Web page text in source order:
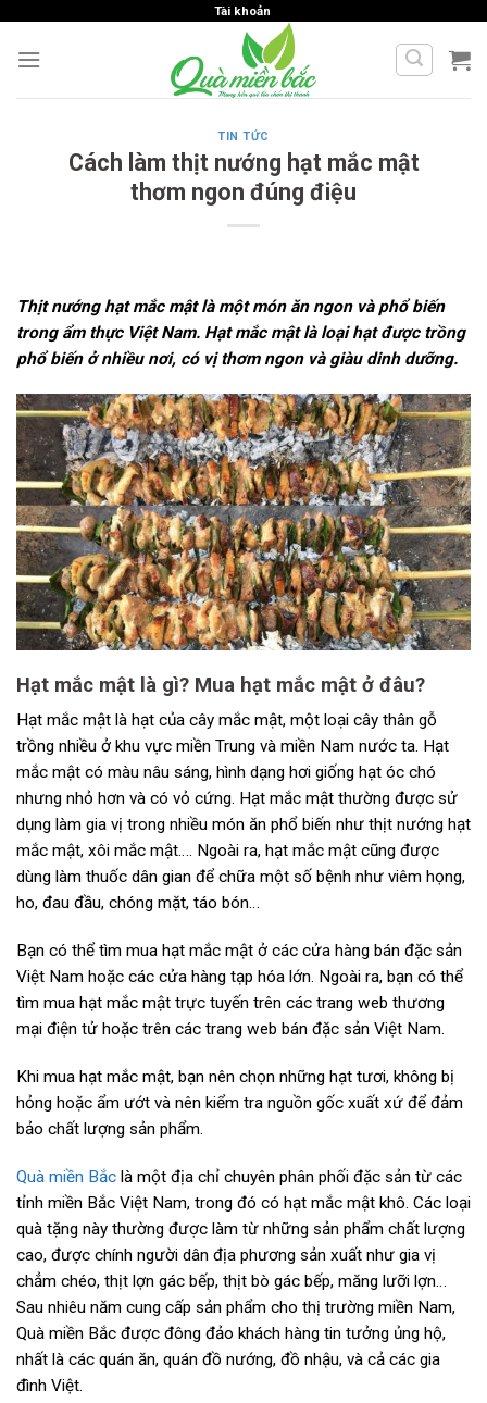
content
Tài khoản
TIN TỨC
Cách làm thịt nướng hạt mắc mật
thơm ngon đúng điệu
Thịt nướng hạt mắc mật là một món ăn ngon và phổ biến
trong ẩm thực Việt Nam. Hạt mắc mật là loại hạt được trồng
phổ biến ở nhiều nơi, có vị thơm ngon và giàu dinh dưỡng.
Hạt mắc mật là gì? Mua hạt mắc mật ở đâu?
Hạt mắc mật là hạt của cây mắc mật, một loại cây thân gỗ
trồng nhiều ở khu vực miền Trung và miền Nam nước ta. Hạt
mắc mật có màu nâu sáng, hình dạng hơi giống hạt óc chó
nhưng nhỏ hơn và có vỏ cứng. Hạt mắc mật thường được sử
dụng làm gia vị trong nhiều món ăn phổ biến như thịt nướng hạt
mắc mật, xôi mắc mật…. Ngoài ra, hạt mắc mật cũng được
dùng làm thuốc dân gian để chữa một số bệnh như viêm họng,
ho, đau đầu, chóng mặt, táo bón…
Bạn có thể tìm mua hạt mắc mật ở các cửa hàng bán đặc sản
Việt Nam hoặc các cửa hàng tạp hóa lớn. Ngoài ra, bạn có thể
tìm mua hạt mắc mật trực tuyến trên các trang web thương
mại điện tử hoặc trên các trang web bán đặc sản Việt Nam.
Khi mua hạt mắc mật, bạn nên chọn những hạt tươi, không bị
hỏng hoặc ẩm ướt và nên kiểm tra nguồn gốc xuất xứ để đảm
bảo chất lượng sản phẩm.
Quà miền Bắc là một địa chỉ chuyên phân phối đặc sản từ các
tỉnh miền Bắc Việt Nam, trong đó có hạt mắc mật khô. Các loại
quà tặng này thường được làm từ những sản phẩm chất lượng
cao, được chính người dân địa phương sản xuất như gia vị
chẳm chéo, thịt lợn gác bếp, thịt bò gác bếp, măng lưỡi lợn…
Sau nhiêu năm cung cấp sản phẩm cho thị trường miền Nam,
Quà miền Bắc được đông đảo khách hàng tin tưởng ủng hộ,
nhất là các quán ăn, quán đồ nướng, đồ nhậu, và cả các gia
đình Việt.